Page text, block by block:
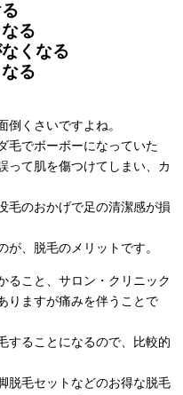
る
くなる
る
倒くさいですよね。
毛でボーボーになっていた
って肌を傷つけてしまい、カ
毛のおかげで足の清潔感が損
、脱毛のメリットです。
ること、サロン・クリニック
りますが痛みを伴うことで
することになるので、比較的
脱毛セットなどのお得な脱毛